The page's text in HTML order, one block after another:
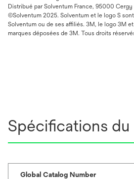
Distribué par Solventum France, 95000
©Solventum 2025. Solventum et le logo S
Solventum ou de ses affiliés. 3M, le logo 3M
marques déposées de 3M. Tous droits
Spécifications
Global Catalog Number